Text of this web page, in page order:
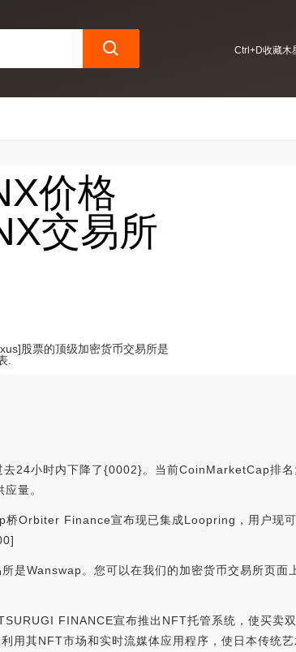
Ctrl+D收藏木
价格
交易所
股票的顶级加密货币交易所是
.
24小时内下降了{0002}。当前CoinMarketCap排名
量。
Orbiter Finance宣布现已集成Loopring，用户现
是Wanswap。您可以在我们的加密货币交易所页面
FINANCE宣布推出NFT托管系统，使买卖
用其NFT市场和实时流媒体应用程序，使日本传统艺